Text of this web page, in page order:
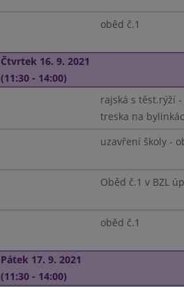
oběd č.1
Čtvrtek 16. 9. 2021
(11:30 - 14:00)
rajská s těst.rýží
treska na
uzavření školy -
Oběd č.1 v BZL
oběd č.1
Pátek 17. 9. 2021
(11:30 - 14:00)